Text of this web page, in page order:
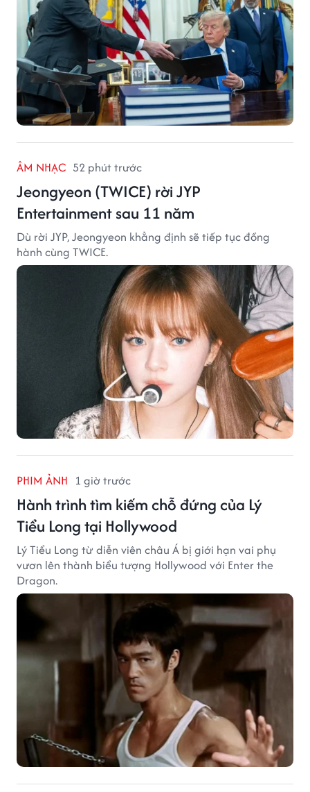
ÂM NHẠC 52 phút trước
Jeongyeon (TWICE) rời JYP
Entertainment sau 11 năm
Dù rời JYP, Jeongyeon khẳng định sẽ tiếp tục đồng
hành cùng TWICE.
PHIM ẢNH 1 giờ trước
Hành trình tìm kiếm chỗ đứng của Lý
Tiểu Long tại Hollywood
Lý Tiểu Long từ diễn viên châu Á bị giới hạn vai phụ
vươn lên thành biểu tượng Hollywood với Enter the
Dragon.